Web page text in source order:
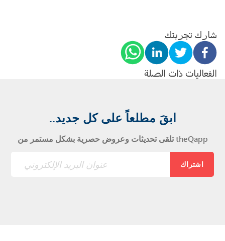
شارك تجربتك
الفعاليات ذات الصلة
..ابقَ مطلعاً على كل جديد
تلقى تحديثات وعروض حصرية بشكل مستمر من theQapp
اشتراك